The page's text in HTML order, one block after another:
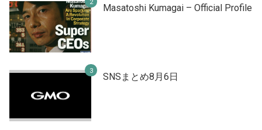
Masatoshi Kumagai – Official Profile
SNSまとめ8月6日